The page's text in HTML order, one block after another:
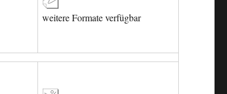
weitere Formate verfügbar